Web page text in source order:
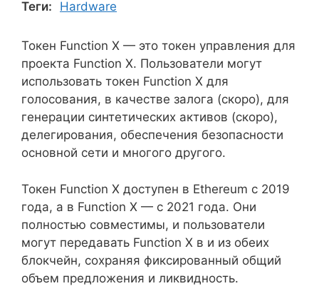
Теги:
Hardware
Токен Function X — это токен управления для
проекта Function X. Пользователи могут
использовать токен Function X для
голосования, в качестве залога (скоро), для
генерации синтетических активов (скоро),
делегирования, обеспечения безопасности
основной сети и многого другого.
Токен Function X доступен в Ethereum с 2019
года, а в Function X — с 2021 года. Они
полностью совместимы, и пользователи
могут передавать Function X в и из обеих
блокчейн, сохраняя фиксированный общий
объем предложения и ликвидность.